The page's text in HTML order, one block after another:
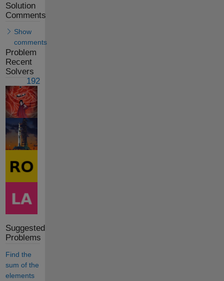
Solution
Comments
Show
comments
Problem
Recent
Solvers
192
Suggested
Problems
Find the
sum of the
elements